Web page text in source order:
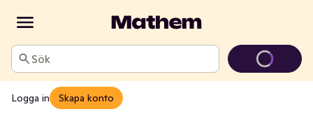
Sök
Logga in Skapa konto